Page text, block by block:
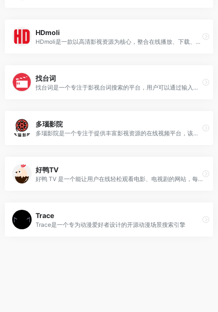
HDmoli
HDmoli是一款以高清影视资源为核心，整合在线播放、下载、搜索与互动功能的综合性在线平台。
找台词
找台词是一个专注于影视台词搜索的平台，用户可以通过输入台词或关键词，快速找到台词出现的影片名称、时间和截图。
多瑙影院
多瑙影院是一个专注于提供丰富影视资源的在线视频平台，该平台主要运营主体为海外华人社区，致力于为用户提供最新上映的院线大片、热门电视剧、综艺节目等。
好鸭TV
好鸭 TV 是一个能让用户在线轻松观看电影、电视剧的网站，每日实时更新最新热播的电影、电视剧、综艺、动漫片等影视作品，且资源涵盖全球。
Trace
Trace是一个专为动漫爱好者设计的开源动漫场景搜索引擎